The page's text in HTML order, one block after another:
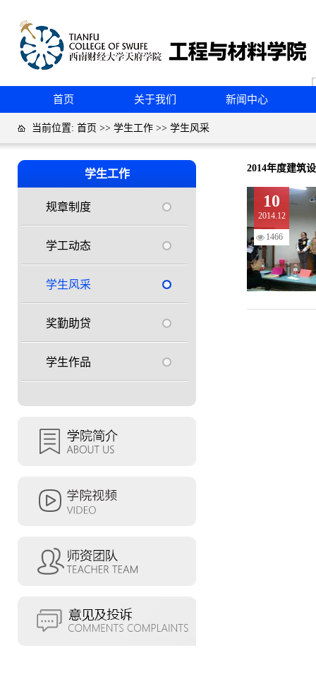
首页 关于我们 新闻中心
当前位置: 首页 >> 学生工作 >> 学生风采
学生工作
规章制度
学工动态
学生风采
奖勤助贷
学生作品
2014年度建筑
10
2014.12
1466